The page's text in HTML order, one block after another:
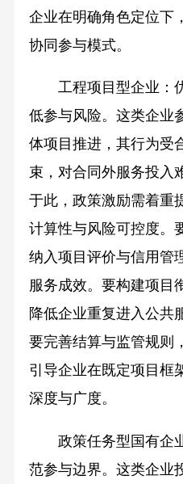
企业在明确角色定位下
协同参与模式。
工程项目型企业：
低参与风险。这类企业
体项目推进，其行为受
束，对合同外服务投入
于此，政策激励需着重
计算性与风险可控度。
纳入项目评价与信用管
服务成效。要构建项目
降低企业重复进入公共
要完善结算与监管规则
引导企业在既定项目框
深度与广度。
政策任务型国有企
范参与边界。这类企业